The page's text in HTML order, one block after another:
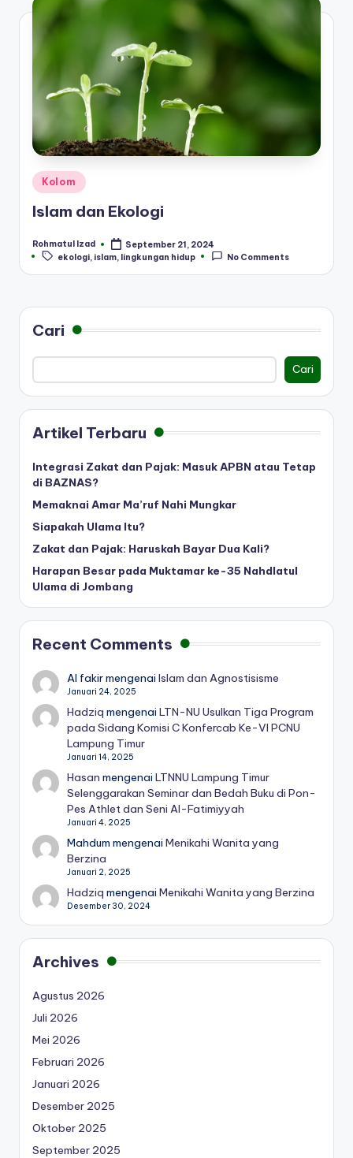
Posted
in
Kolom
Islam dan Ekologi
Posted
by
Rohmatul Izad September 21, 2024
Tags:
ekologi islam lingkungan hidup No Comments
Cari
Cari
Artikel Terbaru
Integrasi Zakat dan Pajak: Masuk APBN atau Tetap
di BAZNAS?
Memaknai Amar Ma’ruf Nahi Mungkar
Siapakah Ulama Itu?
Zakat dan Pajak: Haruskah Bayar Dua Kali?
Harapan Besar pada Muktamar ke-35 Nahdlatul
Ulama di Jombang
Recent Comments
Al fakirmengenaiIslam dan Agnostisisme
Januari 24, 2025
Hadziq mengenaiLTN-NU Usulkan Tiga Program
pada Sidang Komisi C Konfercab Ke-VI PCNU
Lampung Timur
Januari 14, 2025
Hasan mengenaiLTNNU Lampung Timur
Selenggarakan Seminar dan Bedah Buku di Pon-
Pes Athlet dan Seni Al-Fatimiyyah
Januari 4, 2025
Mahdum mengenaiMenikahi Wanita yang
Berzina
Januari 2, 2025
Hadziq mengenaiMenikahi Wanita yang Berzina
Desember 30, 2024
Archives
Agustus 2026
Juli 2026
Mei 2026
Februari 2026
Januari 2026
Desember 2025
Oktober 2025
September 2025